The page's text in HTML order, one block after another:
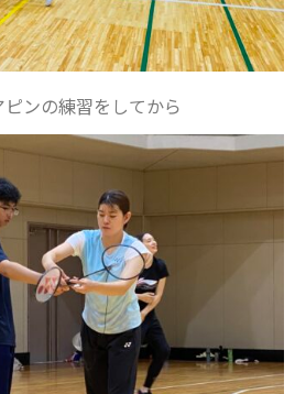
ンの練習をしてから